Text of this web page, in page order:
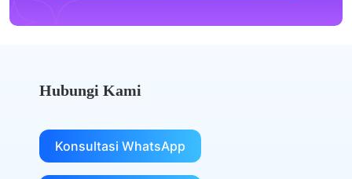
Hubungi Kami
Konsultasi WhatsApp